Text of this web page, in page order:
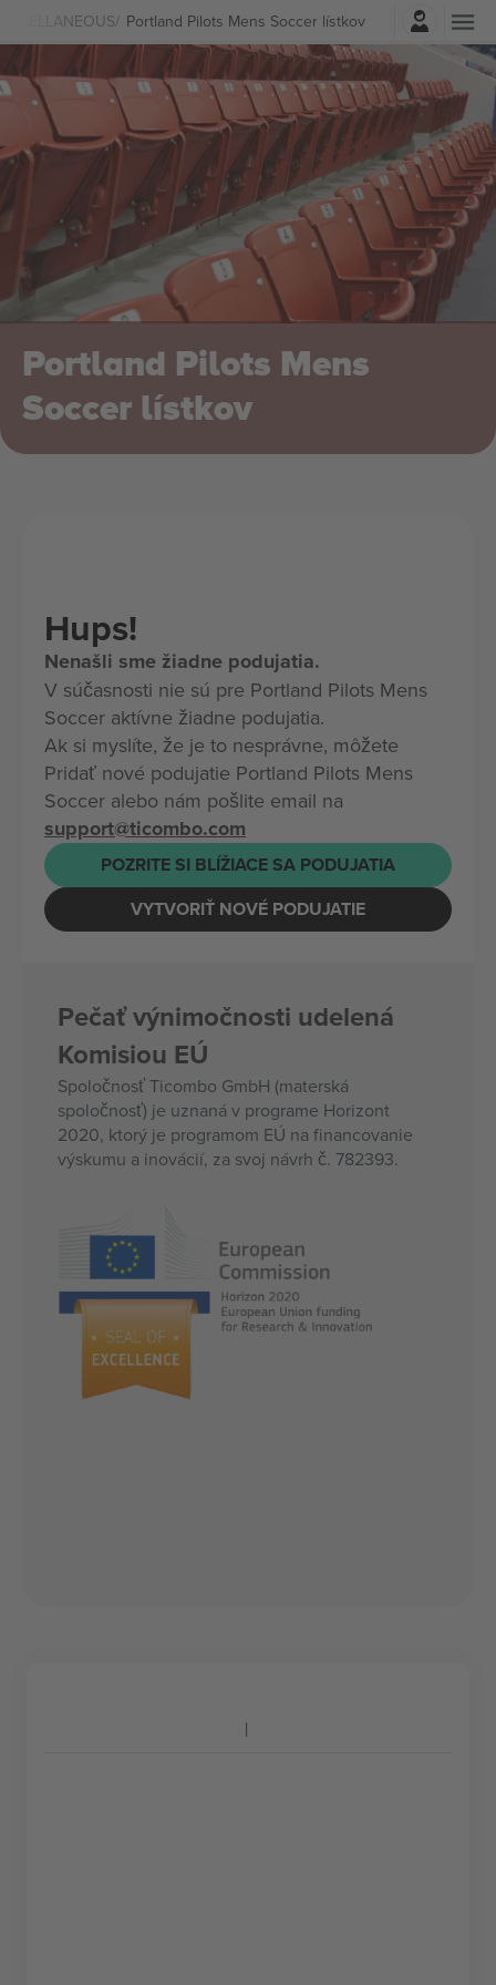
Portland Pilots Mens Soccer lístkov
Prihlásenie
Portland Pilots Mens
Soccer lístkov
Hups!
Nenašli sme žiadne podujatia.
V súčasnosti nie sú pre Portland Pilots Mens
Soccer aktívne žiadne podujatia.
Ak si myslíte, že je to nesprávne, môžete
Pridať nové podujatie Portland Pilots Mens
Soccer alebo nám pošlite email na
support@ticombo.com
POZRITE SI BLÍŽIACE SA PODUJATIA
VYTVORIŤ NOVÉ PODUJATIE
Pečať výnimočnosti udelená
Komisiou EÚ
Spoločnosť Ticombo GmbH (materská
spoločnosť) je uznaná v programe Horizont
2020, ktorý je programom EÚ na financovanie
výskumu a inovácií, za svoj návrh č. 782393.